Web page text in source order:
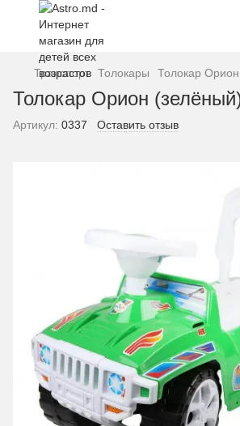
Транспорт Толокары Толокар
Толокар Орион
Артикул: 0337 Оставить отзыв